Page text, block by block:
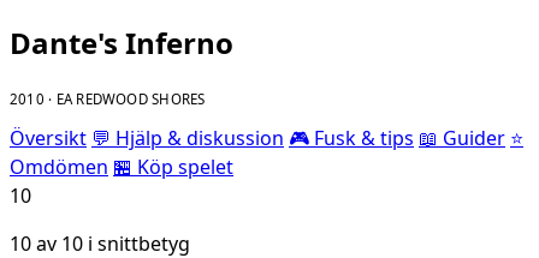
Dante's Inferno
2010 · EA REDWOOD SHORES
Översikt 💬 Hjälp & diskussion 🎮 Fusk & tips 📖 Guider ⭐
Omdömen 🏪 Köp spelet
10
10 av 10 i snittbetyg